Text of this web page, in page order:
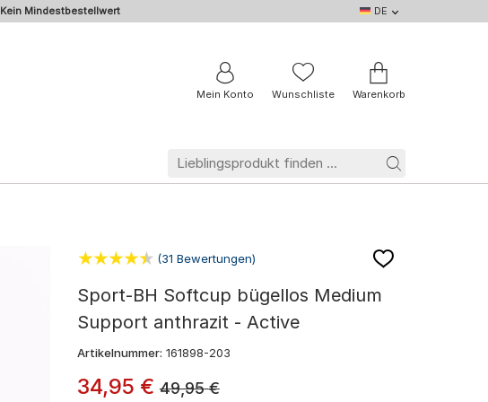
Kein Mindestbestellwert DE
DE
EN
BE
FR
Mein Konto Wunschliste Warenkorb
(31 Bewertungen)
Sport-BH Softcup bügellos Medium
Support anthrazit - Active
Artikelnummer: 161898-203
34,95 €49,95 €